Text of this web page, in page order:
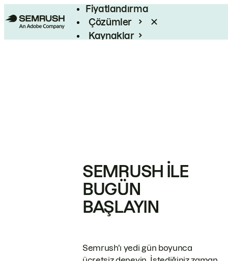
Fiyatlandırma
Çözümler
Kaynaklar
SEMRUSH ILE
BUGÜN
BAŞLAYIN
Semrush'ı yedi gün boyunca